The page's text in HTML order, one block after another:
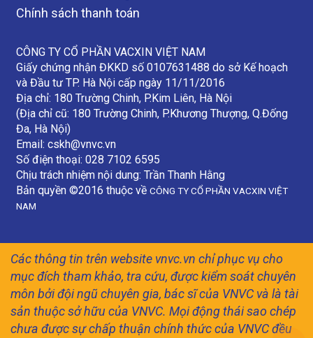
Chính sách thanh toán
CÔNG TY CỔ PHẦN VACXIN VIỆT NAM
Giấy chứng nhận ĐKKD số 0107631488 do sở Kế hoạch
và Đầu tư TP. Hà Nội cấp ngày 11/11/2016
Địa chỉ: 180 Trường Chinh, P.Kim Liên, Hà Nội
(Địa chỉ cũ: 180 Trường Chinh, P.Khương Thượng, Q.Đống
Đa, Hà Nội)
Email: cskh@vnvc.vn
Số điện thoại: 028 7102 6595
Chịu trách nhiệm nội dung: Trần Thanh Hằng
Bản quyền ©2016 thuộc về CÔNG TY CỔ PHẦN VACXIN VIỆT
NAM
Các thông tin trên website vnvc.vn chỉ phục vụ cho
mục đích tham khảo, tra cứu, được kiểm soát chuyên
môn bởi đội ngũ chuyên gia, bác sĩ của VNVC và là tài
sản thuộc sở hữu của VNVC. Mọi động thái sao chép
chưa được sự chấp thuận chính thức của VNVC đều